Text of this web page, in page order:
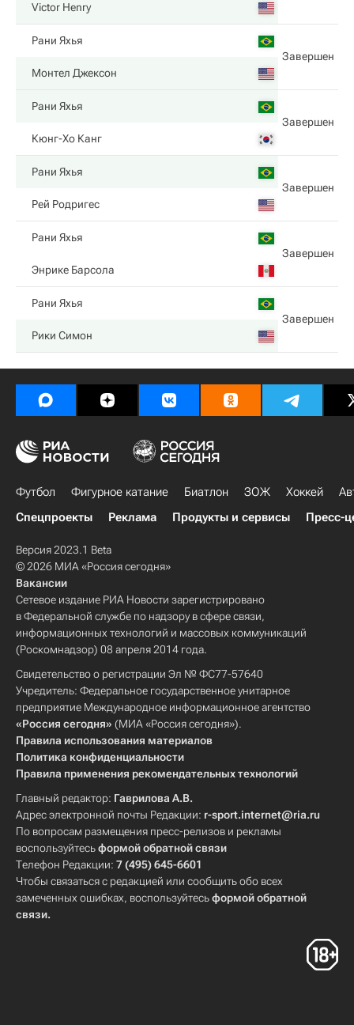
Victor Henry
Рани Яхья
Завершен
Монтел Джексон
Рани Яхья
Завершен
Кюнг-Хо Канг
Рани Яхья
Завершен
Рей Родригес
Рани Яхья
Завершен
Энрике Барсола
Рани Яхья
Завершен
Рики Симон
Футбол Фигурное катание Биатлон ЗОЖ Хоккей
Спецпроекты
Реклама Продукты и сервисы Пресс-
Версия 2023.1 Beta
© 2026 МИА «Россия сегодня»
Вакансии
Сетевое издание РИА Новости зарегистрировано
в Федеральной службе по надзору в сфере связи,
информационных технологий и массовых коммуникаций
(Роскомнадзор) 08 апреля 2014 года.
Свидетельство о регистрации Эл № ФС77-57640
Учредитель: Федеральное государственное унитарное
предприятие Международное информационное агентство
«Россия сегодня» (МИА «Россия сегодня»).
Правила использования материалов
Политика конфиденциальности
Правила применения рекомендательных технологий
Главный редактор: Гаврилова А.В.
Адрес электронной почты Редакции: r-sport.internet@ria.ru
По вопросам размещения пресс-релизов и рекламы
воспользуйтесьформой обратной связи
Телефон Редакции: 7 (495) 645-6601
Чтобы связаться с редакцией или сообщить обо всех
замеченных ошибках, воспользуйтесьформой обратной
связи.